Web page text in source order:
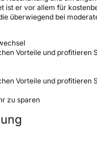
ist er vor allem für
überwiegend bei
Vorteile und profitieren
Vorteile und profitieren
zu sparen